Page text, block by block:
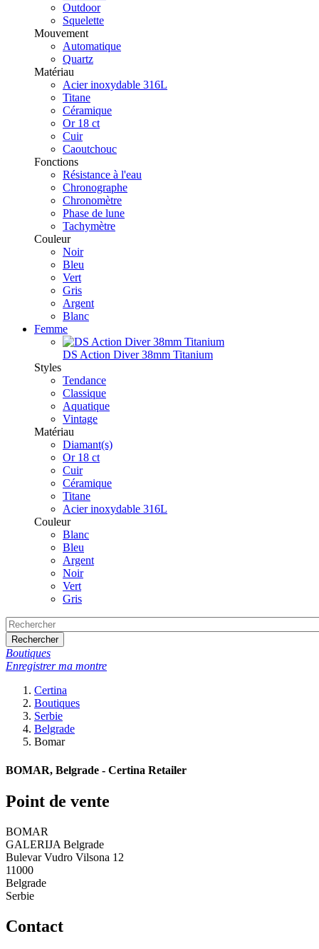
Outdoor
Squelette
Mouvement
Automatique
Quartz
Matériau
Acier inoxydable 316L
Titane
Céramique
Or 18 ct
Cuir
Caoutchouc
Fonctions
Résistance à l'eau
Chronographe
Chronomètre
Phase de lune
Tachymètre
Couleur
Noir
Bleu
Vert
Gris
Argent
Blanc
Femme
DS Action Diver 38mm Titanium
Styles
Tendance
Classique
Aquatique
Vintage
Matériau
Diamant(s)
Or 18 ct
Cuir
Céramique
Titane
Acier inoxydable 316L
Couleur
Blanc
Bleu
Argent
Noir
Vert
Gris
Rechercher
Boutiques
Enregistrer ma montre
Certina
Boutiques
Serbie
Belgrade
Bomar
BOMAR, Belgrade - Certina Retailer
Point de vente
BOMAR
GALERIJA Belgrade
Bulevar Vudro Vilsona 12
11000
Belgrade
Serbie
Contact